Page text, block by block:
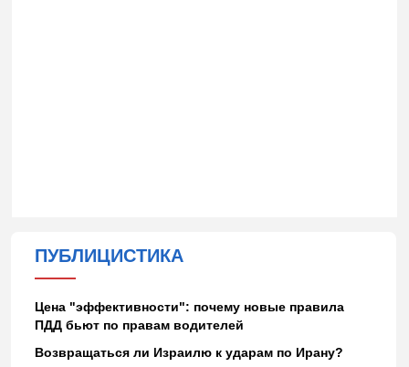
ПУБЛИЦИСТИКА
Цена "эффективности": почему новые правила
ПДД бьют по правам водителей
Возвращаться ли Израилю к ударам по Ирану?